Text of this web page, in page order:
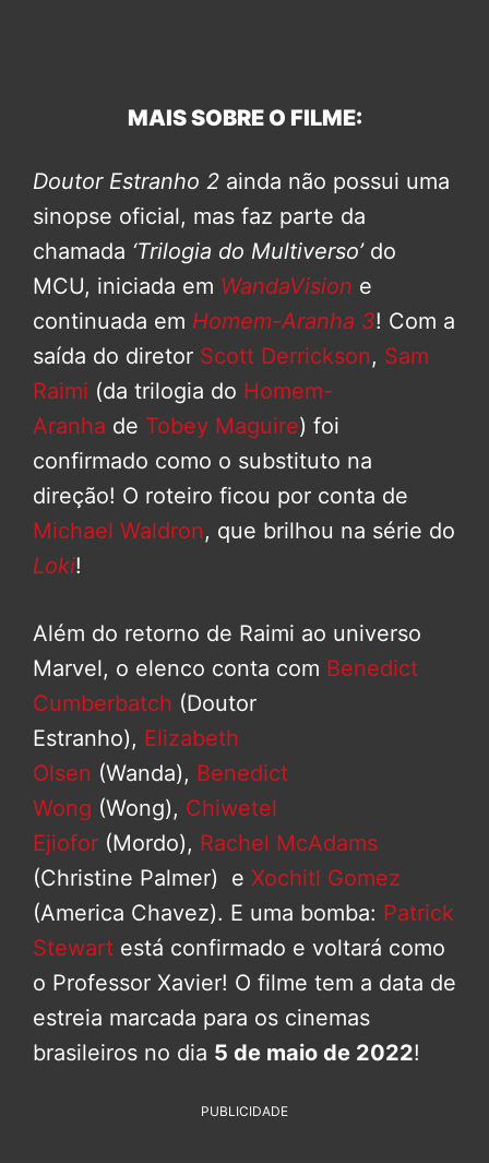
MAIS SOBRE O FILME:
Doutor Estranho 2 ainda não possui uma
sinopse oficial, mas faz parte da
chamada ‘Trilogia do Multiverso’do
MCU, iniciada em WandaVision e
continuada em Homem-Aranha 3! Com a
saída do diretor Scott Derrickson, Sam
Raimi (da trilogia do Homem-
Aranha de Tobey Maguire) foi
confirmado como o substituto na
direção! O roteiro ficou por conta de
Michael Waldron, que brilhou na série do
Loki!
Além do retorno de Raimi ao universo
Marvel, o elenco conta com Benedict
Cumberbatch (Doutor
Estranho), Elizabeth
Olsen (Wanda), Benedict
Wong (Wong), Chiwetel
Ejiofor (Mordo), Rachel McAdams
(Christine Palmer) e Xochitl Gomez
(America Chavez). E uma bomba: Patrick
Stewart está confirmado e voltará como
o Professor Xavier! O filme tem a data de
estreia marcada para os cinemas
brasileiros no dia 5 de maio de 2022!
PUBLICIDADE